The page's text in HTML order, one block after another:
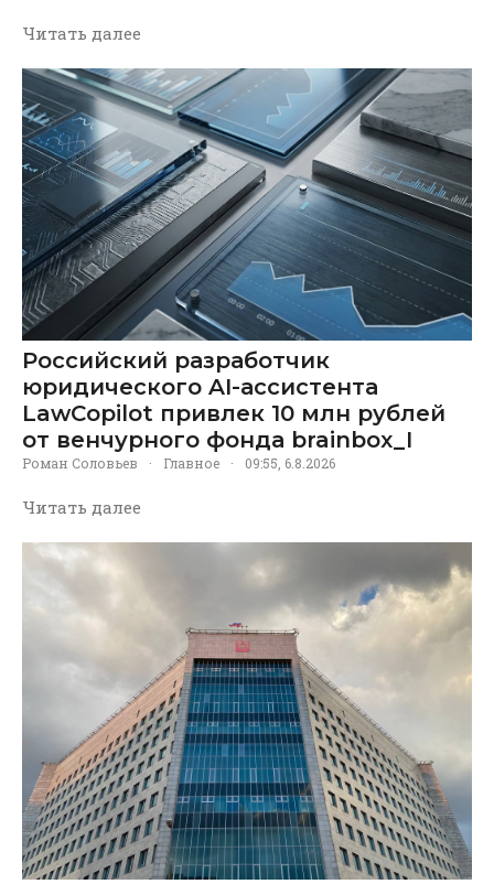
Читать далее
Российский разработчик
юридического AI-ассистента
LawCopilot привлек 10 млн рублей
от венчурного фонда brainbox_I
Роман Соловьев · Главное · 09:55, 6.8.2026
Читать далее